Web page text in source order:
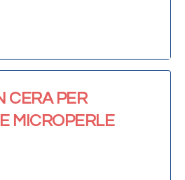
CERA PER
MICROPERLE